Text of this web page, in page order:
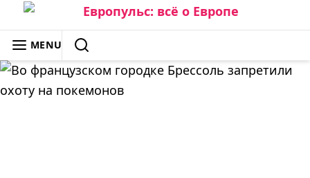
Skip
to
content
ЕВРОПУЛЬС: ВСЁ О ЕВРОПЕ
MENU
SEARCH